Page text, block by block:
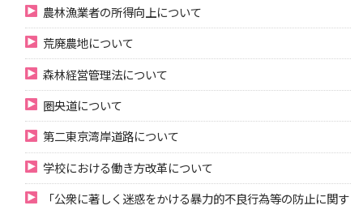
農林漁業者の所得向上について
荒廃農地について
森林経営管理法について
圏央道について
第二東京湾岸道路について
学校における働き方改革について
「公衆に著しく迷惑をかける暴力的不良行為等の防止に関す